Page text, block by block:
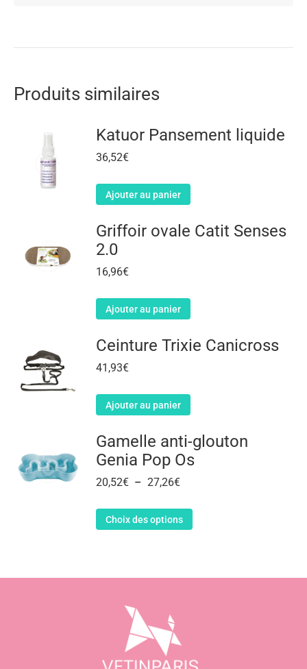
Produits similaires
Katuor Pansement liquide
36,52€
Ajouter au panier
Griffoir ovale Catit Senses
2.0
16,96€
Ajouter au panier
Ceinture Trixie Canicross
41,93€
Ajouter au panier
Gamelle anti-glouton
Genia Pop Os
20,52€ – 27,26€
Choix des options